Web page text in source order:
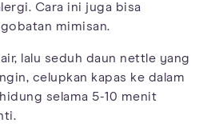
Cara ini juga bisa
mimisan.
lalu seduh daun nettle yang
celupkan kapas ke dalam
selama 5-10 menit